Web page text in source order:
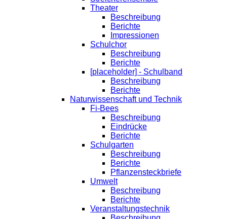
Theater
Beschreibung
Berichte
Impressionen
Schulchor
Beschreibung
Berichte
[placeholder] - Schulband
Beschreibung
Berichte
Naturwissenschaft und Technik
Fi-Bees
Beschreibung
Eindrücke
Berichte
Schulgarten
Beschreibung
Berichte
Pflanzensteckbriefe
Umwelt
Beschreibung
Berichte
Veranstaltungstechnik